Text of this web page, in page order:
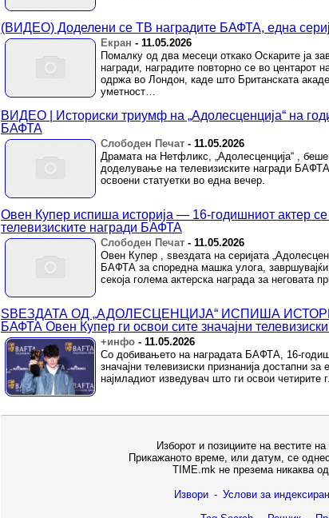
(ВИДЕО) Доделени се ТВ наградите БАФТА, една
Екран - 11.05.2026
Помалку од два месеци откако Оскарите ја
награди, наградите повторно се во центарот
одржа во Лондон, каде што Британската
уметност…
ВИДЕО | Историски триумф на „Адолесценција“ на
БАФТА
Слободен Печат - 11.05.2026
Драмата на Нетфликс, „Адолесценција“ ,
доделување на телевизиските награди БАФТА
освоени статуетки во една вечер.
Овен Купер испиша историја — 16-годишниот актер се
телевизиските награди БАФТА
Слободен Печат - 11.05.2026
Овен Купер , ѕвездата на серијата
БАФТА за споредна машка улога, завршувајќи
секоја голема актерска награда за неговата
ЅВЕЗДАТА ОД „АДОЛЕСЦЕНЦИЈА“ ИСПИША
БАФТА Овен Купер ги освои сите значајни
+инфо - 11.05.2026
Со добивањето на наградата БАФТА, 16-
значајни телевизиски признанија достапни
најмладиот изведувач што ги освои четирите
Изборот и позициите на вестите
Прикажаното време, или датум, се
TIME.mk не презема никаква
Извори - Услови за